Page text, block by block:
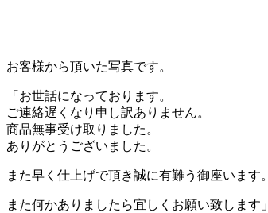
お客様から頂いた写真です。
「お世話になっております。
ご連絡遅くなり申し訳ありません。
商品無事受け取りました。
ありがとうございました。
また早く仕上げで頂き誠に有難う御座います。
また何かありましたら宜しくお願い致します」